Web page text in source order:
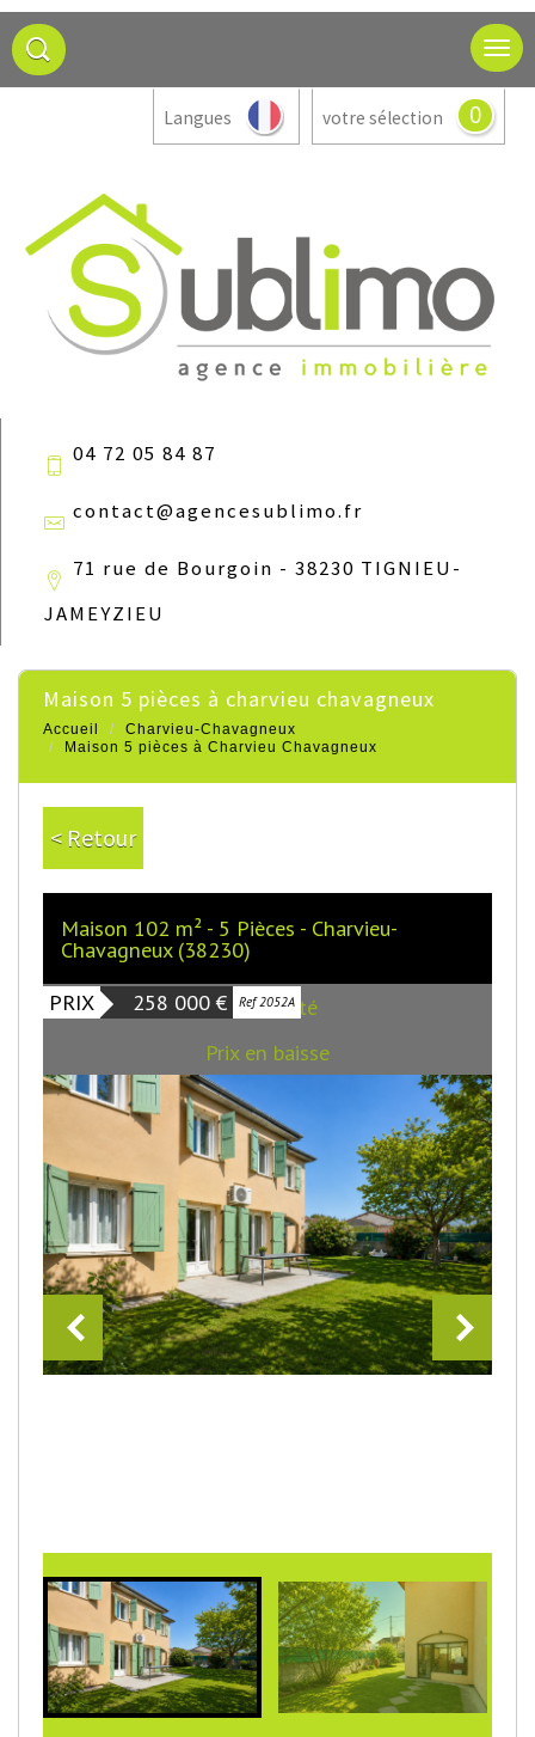
votre sélection 0
Langues
04 72 05 84 87
contact@agencesublimo.fr
71 rue de Bourgoin - 38230 TIGNIEU-
JAMEYZIEU
maison 5 pièces à charvieu chavagneux
Accueil
Charvieu-Chavagneux
Maison 5 pièces à Charvieu Chavagneux
< Retour
Maison 102 m² - 5 Pièces - Charvieu-
Chavagneux (38230)
PRIX
258 000 € Ref 2052A
Exclusivité
Prix en baisse